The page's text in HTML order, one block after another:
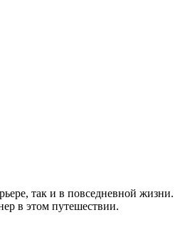
так и в повседневной жизни.
в этом путешествии.